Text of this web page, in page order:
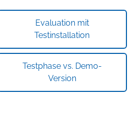
Evaluation mit
Testinstallation
Testphase vs. Demo-
Version